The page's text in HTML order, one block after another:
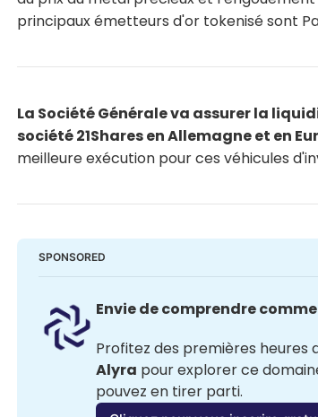
principaux émetteurs d'or tokenisé sont
La Société Générale va assurer la
société 21Shares en Allemagne et en
meilleure exécution pour ces véhicules
SPONSORED
Envie de comprendre
Alyra pour explorer ce
pouvez en tirer parti.